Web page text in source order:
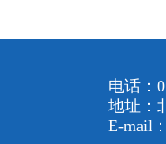
电话：
地址：
E-mail